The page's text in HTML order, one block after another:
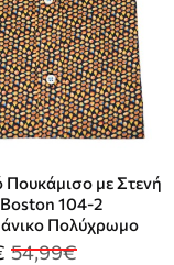
Πουκάμισο με Στενή
104-2
Πολύχρωμο
54,99€